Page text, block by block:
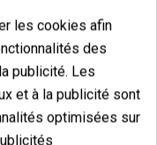
0.00%
0.00%
les cookies afin
des
publicité. Les
et à la publicité sont
optimisées sur